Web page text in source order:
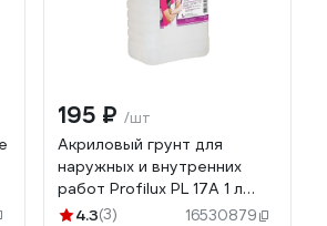
195 ₽ /шт
Акриловый грунт для
наружных и внутренних
работ Profilux PL 17A 1 л
Н0000000908
4.3(3) 16530879